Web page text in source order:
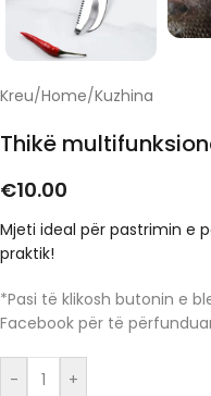
Kreu/Home/Kuzhina
Thikë
€10.00
Mjeti ideal për pastrimin e
praktik!
*Pasi të klikosh butonin e
Facebook për të
- +